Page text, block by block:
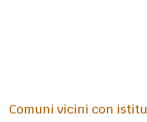
Comuni vicini con